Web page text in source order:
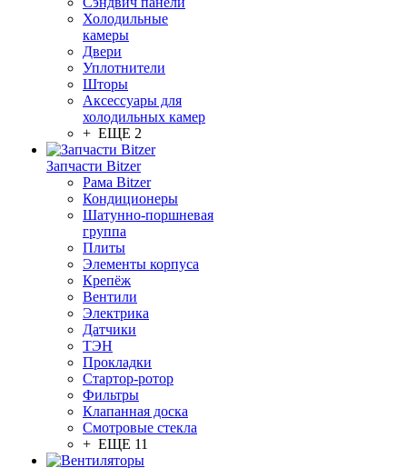
Холодильные
камеры
Двери
Уплотнители
Шторы
Аксессуары для
холодильных камер
+ ЕЩЕ 2
Запчасти Bitzer
Рама Bitzer
Кондиционеры
Шатунно-поршневая
группа
Плиты
Элементы корпуса
Крепёж
Вентили
Электрика
Датчики
ТЭН
Прокладки
Стартор-ротор
Фильтры
Клапанная доска
Смотровые стекла
+ ЕЩЕ 11